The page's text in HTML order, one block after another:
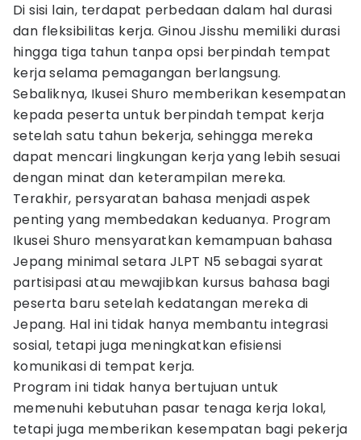
Di sisi lain, terdapat perbedaan dalam hal durasi
dan fleksibilitas kerja. Ginou Jisshu memiliki durasi
hingga tiga tahun tanpa opsi berpindah tempat
kerja selama pemagangan berlangsung.
Sebaliknya, Ikusei Shuro memberikan kesempatan
kepada peserta untuk berpindah tempat kerja
setelah satu tahun bekerja, sehingga mereka
dapat mencari lingkungan kerja yang lebih sesuai
dengan minat dan keterampilan mereka.
Terakhir, persyaratan bahasa menjadi aspek
penting yang membedakan keduanya. Program
Ikusei Shuro mensyaratkan kemampuan bahasa
Jepang minimal setara JLPT N5 sebagai syarat
partisipasi atau mewajibkan kursus bahasa bagi
peserta baru setelah kedatangan mereka di
Jepang. Hal ini tidak hanya membantu integrasi
sosial, tetapi juga meningkatkan efisiensi
komunikasi di tempat kerja.
Program ini tidak hanya bertujuan untuk
memenuhi kebutuhan pasar tenaga kerja lokal,
tetapi juga memberikan kesempatan bagi pekerja